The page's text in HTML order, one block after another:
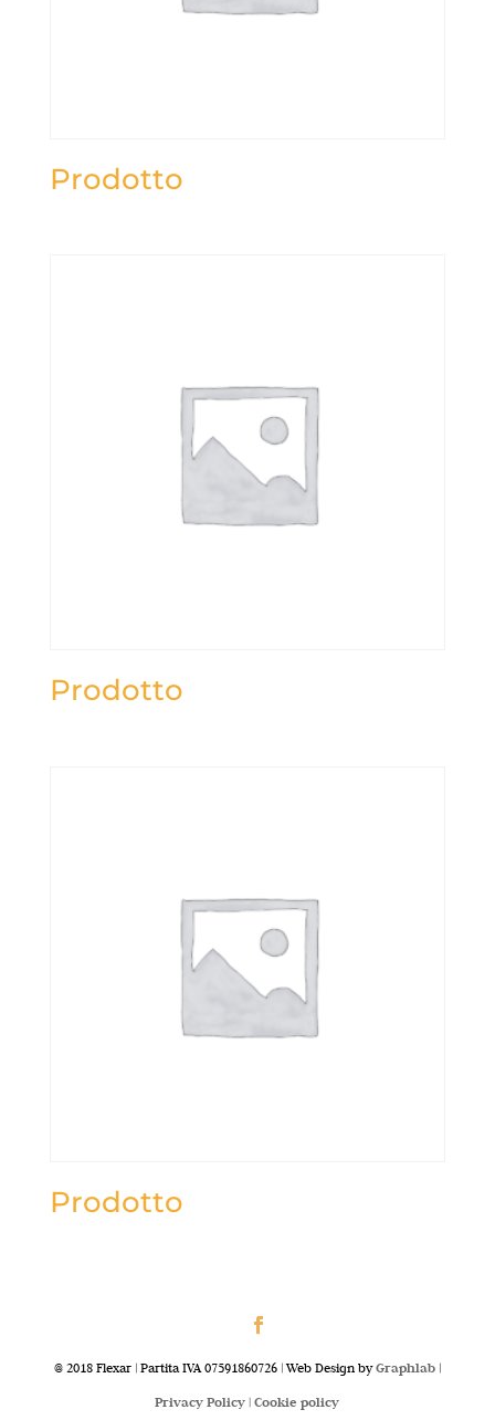
Prodotto
Prodotto
Prodotto
@ 2018 Flexar | Partita IVA 07591860726 | Web Design byGraphlab|
Privacy Policy |Cookie policy